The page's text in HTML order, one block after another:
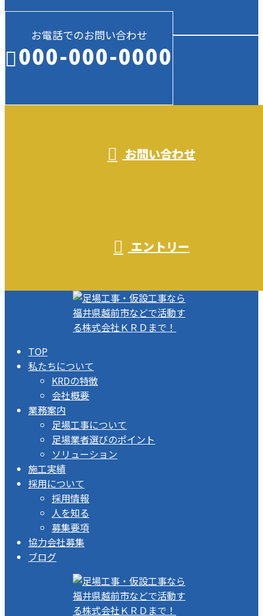
お電話でのお問い合わせ
000-000-0000
お問い合わせ
エントリー
TOP
私たちについて
KRDの特徴
会社概要
業務案内
足場工事について
足場業者選びのポイント
ソリューション
施工実績
採用について
採用情報
人を知る
募集要項
協力会社募集
ブログ